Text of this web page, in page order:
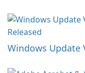
Windows Update